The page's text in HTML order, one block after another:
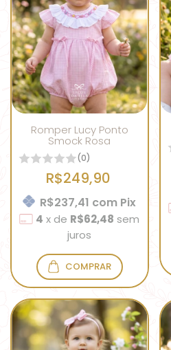
Romper Lucy Ponto
Smock Rosa
(0)
R$249,90
R$237,41 com Pix
4 x de R$62,48 sem
juros
COMPRAR